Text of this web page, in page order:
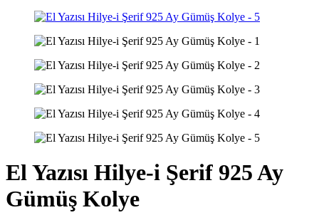
El Yazısı Hilye-i Şerif 925 Ay
Gümüş Kolye